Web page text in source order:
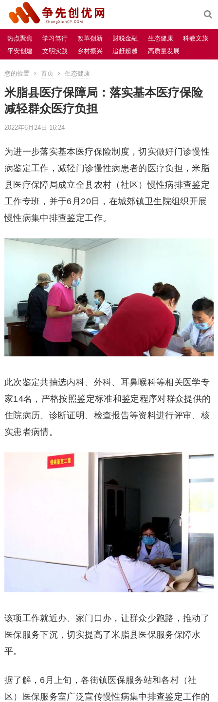
热点聚焦 学习笃行 改革创新 财税金融 生态健康
科教文旅
平安创建
文明实践 乡村振兴 追赶超越 高质量发展
您的位置 首页 生态健康
米脂县医疗保障局：落实基本医疗保险
减轻群众医疗负担
2022年6月24日 16:24
为进一步落实基本医疗保险制度，切实做好门诊慢性
病鉴定工作，减轻门诊慢性病患者的医疗负担，米脂
县医疗保障局成立全县农村（社区）慢性病排查鉴定
工作专班，并于6月20日，在城郊镇卫生院组织开展
慢性病集中排查鉴定工作。
此次鉴定共抽选内科、外科、耳鼻喉科等相关医学专
家14名，严格按照鉴定标准和鉴定程序对群众提供的
住院病历、诊断证明、检查报告等资料进行评审、核
实患者病情。
该项工作就近办、家门口办，让群众少跑路，推动了
医保服务下沉，切实提高了米脂县医保服务保障水
平。
据了解，6月上旬，各街镇医保服务站和各村（社
区）医保服务室广泛宣传慢性病集中排查鉴定工作的